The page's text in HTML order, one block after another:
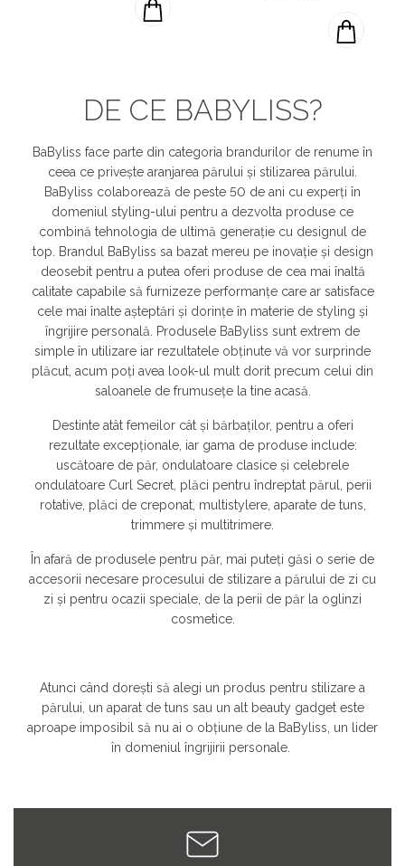
DE CE BABYLISS?
BaByliss face parte din categoria brandurilor de renume în
ceea ce privește aranjarea părului și stilizarea părului.
BaByliss colaborează de peste 50 de ani cu experți în
domeniul styling-ului pentru a dezvolta produse ce
combină tehnologia de ultimă generaţie cu designul de
top. Brandul BaByliss sa bazat mereu pe inovație și design
deosebit pentru a putea oferi produse de cea mai înaltă
calitate capabile să furnizeze performanțe care ar satisface
cele mai înalte așteptări și dorințe în materie de styling și
îngrijire personală. Produsele BaByliss sunt extrem de
simple în utilizare iar rezultatele obținute vă vor surprinde
plăcut, acum poți avea look-ul mult dorit precum celui din
saloanele de frumusețe la tine acasă.
Destinte atât femeilor cât și bărbaților, pentru a oferi
rezultate excepționale, iar gama de produse include:
uscătoare de păr, ondulatoare clasice și celebrele
ondulatoare Curl Secret, plăci pentru îndreptat părul, perii
rotative, plăci de creponat, multistylere, aparate de tuns,
trimmere și multitrimere.
În afară de produsele pentru păr, mai puteți găsi o serie de
accesorii necesare procesului de stilizare a părului de zi cu
zi și pentru ocazii speciale, de la perii de păr la oglinzi
cosmetice.
Atunci când dorești să alegi un produs pentru stilizare a
părului, un aparat de tuns sau un alt beauty gadget este
aproape imposibil să nu ai o obțiune de la BaByliss, un lider
în domeniul îngrijirii personale.